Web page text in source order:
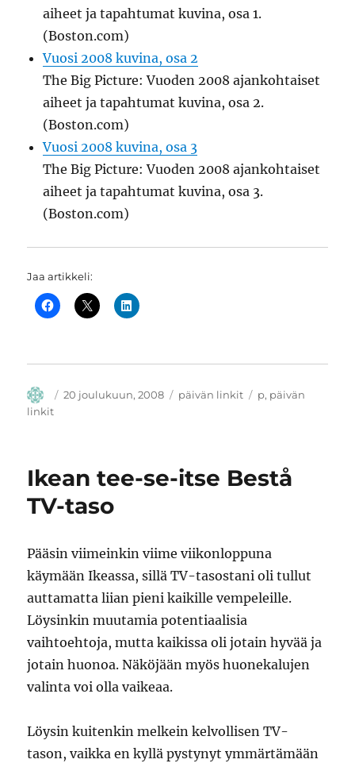
aiheet ja tapahtumat kuvina, osa 1.
(Boston.com)
Vuosi 2008 kuvina, osa 2
The Big Picture: Vuoden 2008 ajankohtaiset
aiheet ja tapahtumat kuvina, osa 2.
(Boston.com)
Vuosi 2008 kuvina, osa 3
The Big Picture: Vuoden 2008 ajankohtaiset
aiheet ja tapahtumat kuvina, osa 3.
(Boston.com)
Jaa artikkeli:
Kirjoittaja
Julkaistu
20 joulukuun, 2008 Kategoriat
päivän linkit Avainsanat
p, päivän
linkit
Ikean tee-se-itse Bestå
TV-taso
Pääsin viimeinkin viime viikonloppuna
käymään Ikeassa, sillä TV-tasostani oli tullut
auttamatta liian pieni kaikille vempeleille.
Löysinkin muutamia potentiaalisia
vaihtoehtoja, mutta kaikissa oli jotain hyvää ja
jotain huonoa. Näköjään myös huonekalujen
valinta voi olla vaikeaa.
Löysin kuitenkin melkein kelvollisen TV-
tason, vaikka en kyllä pystynyt ymmärtämään